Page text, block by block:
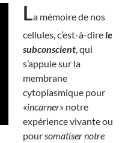
La mémoire de nos
cellules, c’est-à-direle
subconscient , qui
s’appuie sur la
membrane
cytoplasmique pour
«incarner» notre
expérience vivante ou
pour somatiser notre